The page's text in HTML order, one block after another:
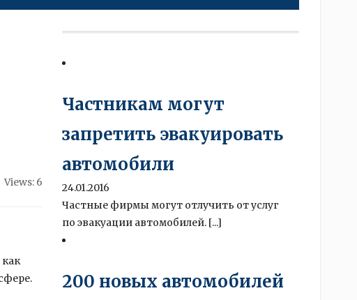
Views: 6
Частникам могут
запретить эвакуировать
автомобили
24.01.2016
Частные фирмы могут отлучить от услуг
по эвакуации автомобилей. [...]
200 новых автомобилей